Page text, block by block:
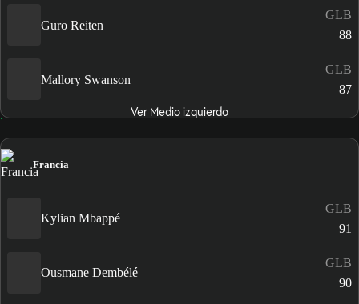
Guro Reiten
GLB
88
Mallory Swanson
GLB
87
Ver Medio izquierdo
Francia
Kylian Mbappé
GLB
91
Ousmane Dembélé
GLB
90